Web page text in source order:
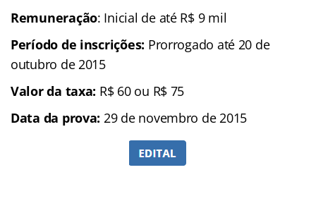
Remuneração: Inicial de até R$ 9 mil
Período de inscrições: Prorrogado até 20 de
outubro de 2015
Valor da taxa: R$ 60 ou R$ 75
Data da prova: 29 de novembro de 2015